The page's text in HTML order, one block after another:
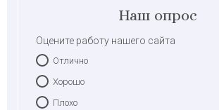
Наш опрос
Оцените работу нашего сайта
Отлично
Хорошо
Плохо